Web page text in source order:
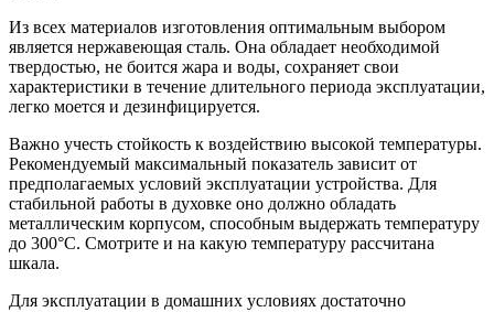
Из всех материалов изготовления оптимальным выбором
является нержавеющая сталь. Она обладает необходимой
твердостью, не боится жара и воды, сохраняет свои
характеристики в течение длительного периода эксплуатации,
легко моется и дезинфицируется.
Важно учесть стойкость к воздействию высокой температуры.
Рекомендуемый максимальный показатель зависит от
предполагаемых условий эксплуатации устройства. Для
стабильной работы в духовке оно должно обладать
металлическим корпусом, способным выдержать температуру
до 300°C. Смотрите и на какую температуру рассчитана
шкала.
Для эксплуатации в домашних условиях достаточно